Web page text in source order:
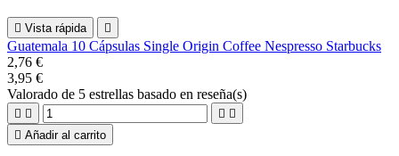
 Vista rápida 
Guatemala 10 Cápsulas Single Origin Coffee Nespresso Starbucks
2,76 €
3,95 €
Valorado de 5 estrellas basado en reseña(s)
   
 Añadir al carrito